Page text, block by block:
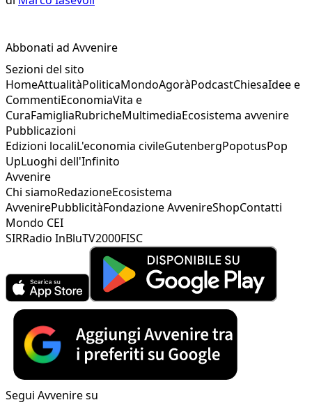
Abbonati ad Avvenire
Sezioni del sito
HomeAttualitàPoliticaMondoAgoràPodcastChiesaIdee e
CommentiEconomiaVita e
CuraFamigliaRubricheMultimediaEcosistema avvenire
Pubblicazioni
Edizioni localiL'economia civileGutenbergPopotusPop
UpLuoghi dell'Infinito
Avvenire
Chi siamoRedazioneEcosistema
AvvenirePubblicitàFondazione AvvenireShopContatti
Mondo CEI
SIRRadio InBluTV2000FISC
Segui Avvenire su